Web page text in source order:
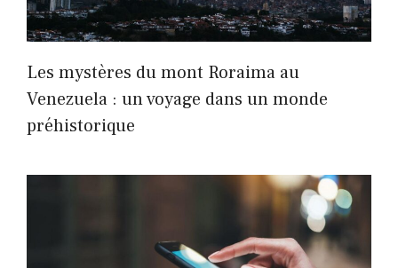
Les mystères du mont Roraima au
Venezuela : un voyage dans un monde
préhistorique